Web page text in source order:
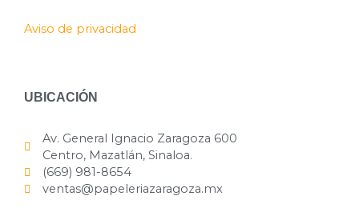
Aviso de privacidad
UBICACIÓN
Av. General Ignacio Zaragoza 600
Centro, Mazatlán, Sinaloa.
(669) 981-8654
ventas@papeleriazaragoza.mx